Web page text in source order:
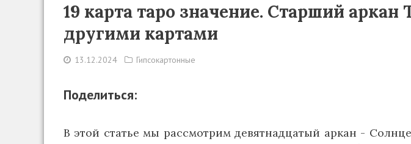
19 карта таро значение. Старший
другими картами
13.12.2024 Гипсокартонные
Поделиться:
В этой статье мы рассмотрим девятнадцатый аркан -